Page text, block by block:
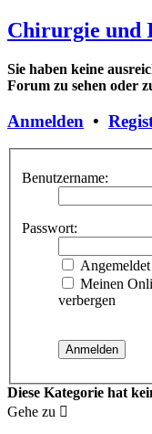
Chirurgie und
Sie haben keine
Forum zu sehen oder
Anmelden •
Benutzername:
Passwort:
Meinen
verbergen
Diese Kategorie hat
Gehe zu